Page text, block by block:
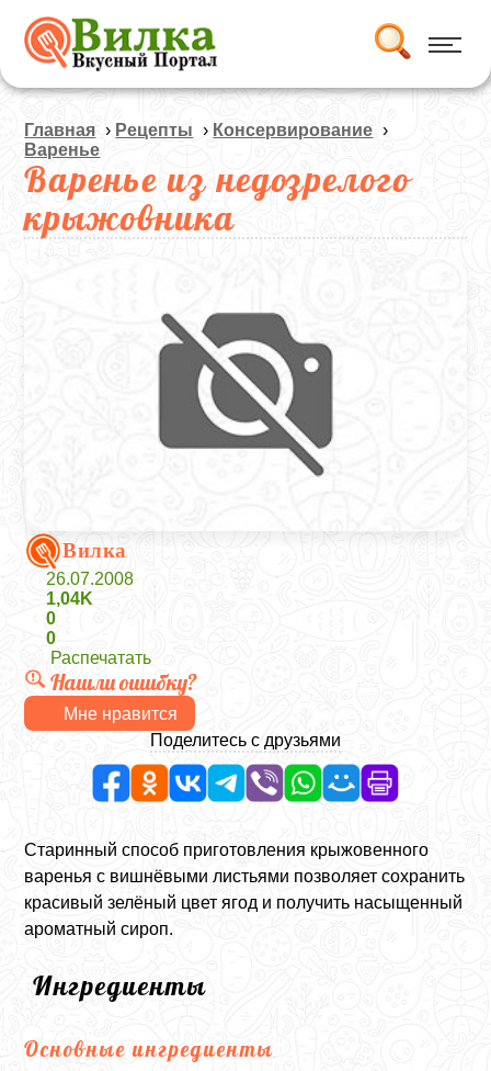
Главная › Рецепты › Консервирование ›
Варенье
Варенье из недозрелого
крыжовника
Вилка
26.07.2008
1,04K
0
0
Распечатать
Нашли ошибку?
Мне нравится
Поделитесь с друзьями
Старинный способ приготовления крыжовенного
варенья с вишнёвыми листьями позволяет сохранить
красивый зелёный цвет ягод и получить насыщенный
ароматный сироп.
Ингредиенты
Основные ингредиенты